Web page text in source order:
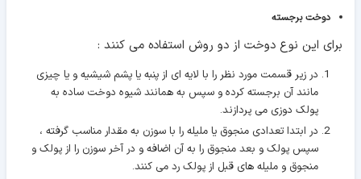
دوخت برجسته
برای این نوع دوخت از دو روش استفاده می کنند :
در زیر قسمت مورد نظر را با لایه ای از پنبه یا پشم شیشیه و یا چیزی
مانند آن برجسته کرده و سپس به همانند شیوه دوخت ساده به
پولک دوزی می پردازند.
در ابتدا تعدادی منجوق یا ملیله را با سوزن به مقدار مناسب گرفته ،
سپس پولک و بعد منجوق را به آن اضافه و در آخر سوزن را از پولک و
منجوق و ملیله های قبل از پولک رد می کنند.